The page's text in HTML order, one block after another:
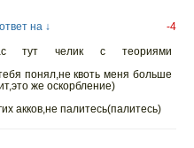
на ↓
-4
челик с теориями
понял,не квоть меня больше
же оскорбление)
акков,не палитесь(палитесь)